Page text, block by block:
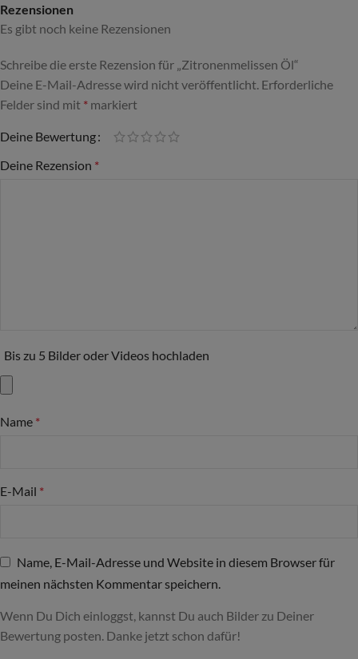
Rezensionen
Es gibt noch keine Rezensionen
Schreibe die erste Rezension für „Zitronenmelissen Öl“
Deine E-Mail-Adresse wird nicht veröffentlicht. Erforderliche
Felder sind mit * markiert
Deine Bewertung
Deine Rezension *
Bis zu 5 Bilder oder Videos hochladen
Name *
E-Mail *
Name, E-Mail-Adresse und Website in diesem Browser für
meinen nächsten Kommentar speichern.
Wenn Du Dich einloggst, kannst Du auch Bilder zu Deiner
Bewertung posten. Danke jetzt schon dafür!
Alternative: